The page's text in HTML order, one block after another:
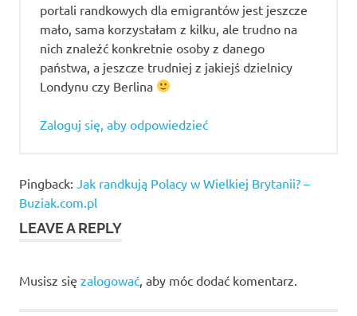
randkowe
młodzieży
portale
randkowe
portale
ranking
portali
randkowych
portali randkowych dla emigrantów jest jeszcze
mało, sama korzystałam z kilku, ale trudno na
nich znaleźć konkretnie osoby z danego
państwa, a jeszcze trudniej z jakiejś dzielnicy
Londynu czy Berlina
Zaloguj się, aby odpowiedzieć
Pingback: Jak randkują Polacy w Wielkiej Brytanii? –
Buziak.com.pl
LEAVE A REPLY
Musisz się zalogować , aby móc dodać komentarz.